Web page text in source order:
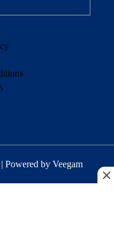
Powered by Veegam